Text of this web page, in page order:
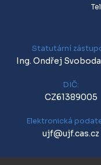
Statutární
Ing. Ondřej
DIČ:
CZ61389005
Elektronická
ujf@ujf.cas.cz